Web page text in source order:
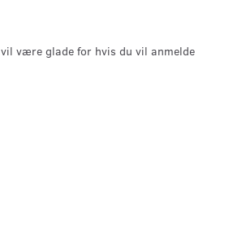
være glade for hvis du vil anmelde